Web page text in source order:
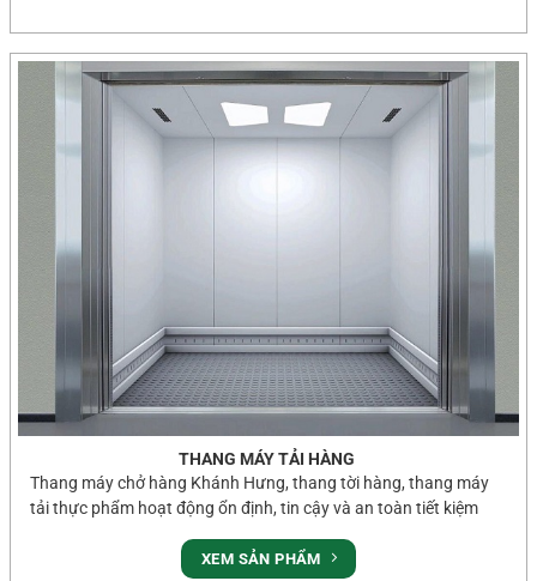
THANG MÁY TẢI HÀNG
Thang máy chở hàng Khánh Hưng, thang tời hàng, thang máy
tải thực phẩm hoạt động ổn định, tin cậy và an toàn tiết kiệm
XEM SẢN PHẨM